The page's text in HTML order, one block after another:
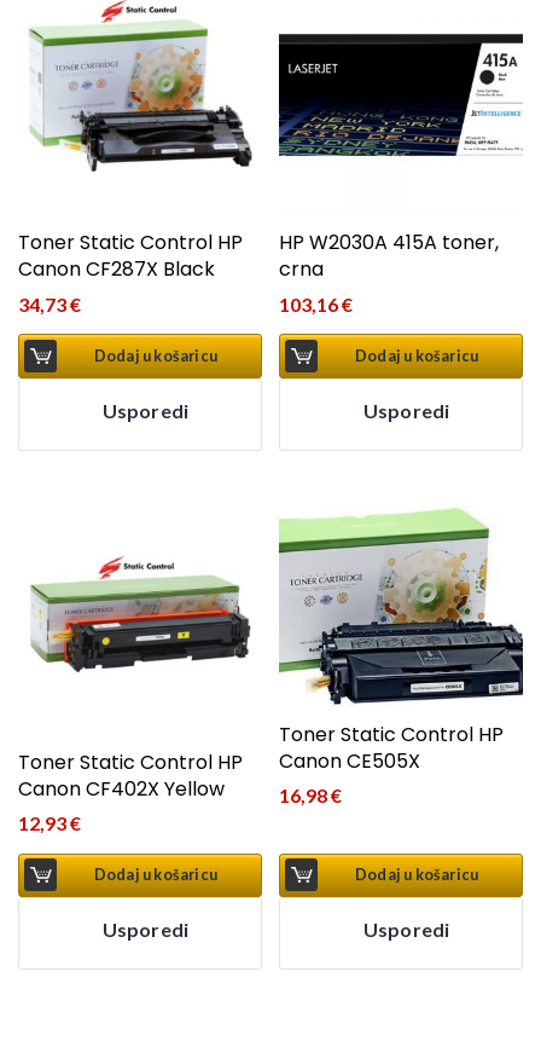
Toner Static Control HP
Canon CF287X Black
34,73€
Dodaj u košaricu
Usporedi
HP W2030A 415A toner,
crna
103,16€
Dodaj u košaricu
Usporedi
Toner Static Control HP
Canon CF402X Yellow
12,93€
Dodaj u košaricu
Usporedi
Toner Static Control HP
Canon CE505X
16,98€
Dodaj u košaricu
Usporedi